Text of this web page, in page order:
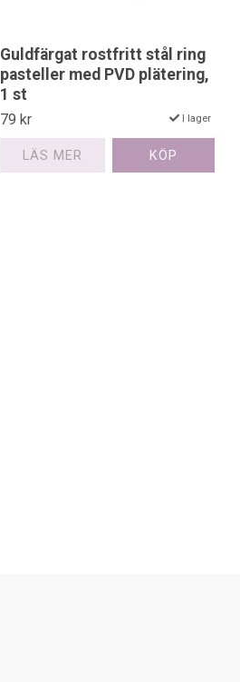
Guldfärgat rostfritt stål ring
pasteller med PVD plätering,
1 st
79 kr I lager
LÄS MER